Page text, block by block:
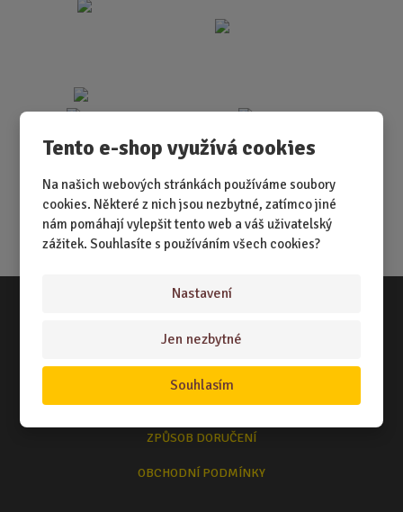
Tento e-shop využívá cookies
Na našich webových stránkách používáme soubory
cookies. Některé z nich jsou nezbytné, zatímco jiné
nám pomáhají vylepšit tento web a váš uživatelský
zážitek. Souhlasíte s používáním všech cookies?
Nastavení
Jen nezbytné
Souhlasím
Vše o nákupu
NÁKUPNÍ RÁDCE
TERMÍNY ODESLÁNÍ ZBOŽÍ
ZPŮSOB DORUČENÍ
OBCHODNÍ PODMÍNKY